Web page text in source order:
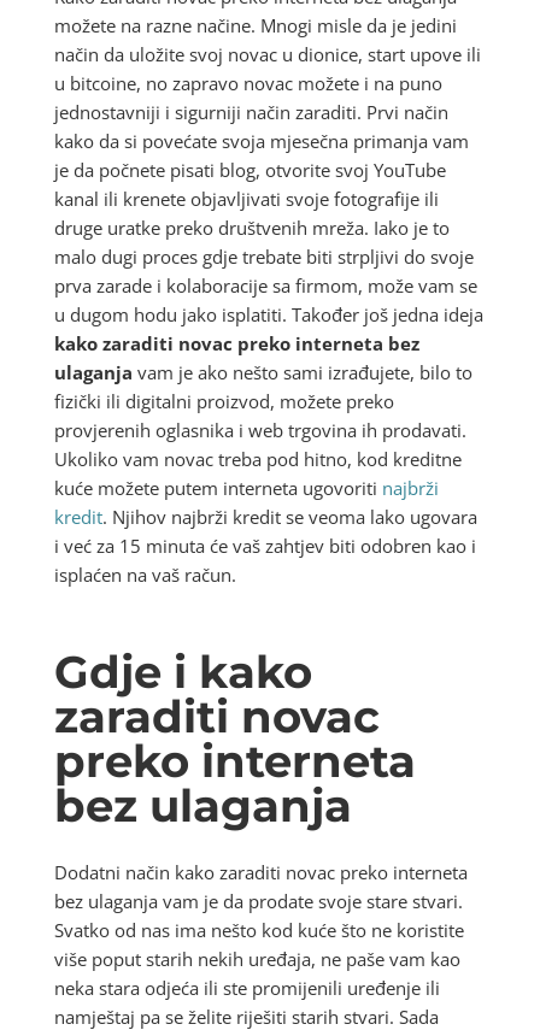
možete na razne načine. Mnogi misle da je jedini
način da uložite svoj novac u dionice, start upove ili
u bitcoine, no zapravo novac možete i na puno
jednostavniji i sigurniji način zaraditi. Prvi način
kako da si povećate svoja mjesečna primanja vam
je da počnete pisati blog, otvorite svoj YouTube
kanal ili krenete objavljivati svoje fotografije ili
druge uratke preko društvenih mreža. Iako je to
malo dugi proces gdje trebate biti strpljivi do svoje
prva zarade i kolaboracije sa firmom, može vam se
u dugom hodu jako isplatiti. Također još jedna ideja
kako zaraditi novac preko interneta bez
ulaganja vam je ako nešto sami izrađujete, bilo to
fizički ili digitalni proizvod, možete preko
provjerenih oglasnika i web trgovina ih prodavati.
Ukoliko vam novac treba pod hitno, kod kreditne
kuće možete putem interneta ugovoriti najbrži
kredit. Njihov najbrži kredit se veoma lako ugovara
i već za 15 minuta će vaš zahtjev biti odobren kao i
isplaćen na vaš račun.
Gdje i kako
zaraditi novac
preko interneta
bez ulaganja
Dodatni način kako zaraditi novac preko interneta
bez ulaganja vam je da prodate svoje stare stvari.
Svatko od nas ima nešto kod kuće što ne koristite
više poput starih nekih uređaja, ne paše vam kao
neka stara odjeća ili ste promijenili uređenje ili
namještaj pa se želite riješiti starih stvari. Sada